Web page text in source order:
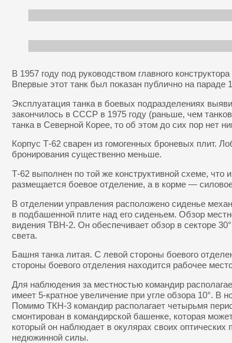
В 1957 году под руководством главного
Впервые этот танк был показан публично на параде
Эксплуатация танка в боевых подразделениях
закончилось в СССР в 1975 году (раньше, чем
танка в Северной Корее, то об этом до сих пор нет
Корпус Т-62 сварен из гомогенных броневых плит.
бронирования существенно меньше.
Т-62 выполнен по той же конструктивной схеме, что
размещается боевое отделение, а в корме —
В отделении управления расположено сиденье
в подбашенной плите над его сиденьем. Обзор
видения ТВН-2. Он обеспечивает обзор в секторе
света.
Башня танка литая. С левой стороны боевого
стороны боевого отделения находится рабочее
Для наблюдения за местностью командир
имеет 5-кратное увеличение при угле обзора 10°. В
Помимо ТКН-3 командир располагает четырьмя
смонтирован в командирской башенке, которая
который он наблюдает в окулярах своих
недюжинной силы.